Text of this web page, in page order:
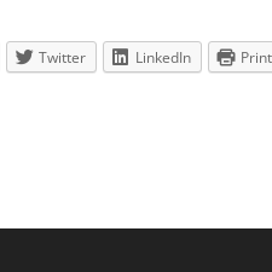
Twitter LinkedIn Print